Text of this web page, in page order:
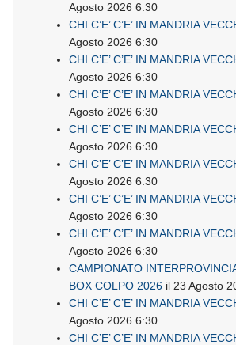
Agosto 2026 6:30
CHI C’E’ C’E’ IN MANDRIA
Agosto 2026 6:30
CHI C’E’ C’E’ IN MANDRIA
Agosto 2026 6:30
CHI C’E’ C’E’ IN MANDRIA
Agosto 2026 6:30
CHI C’E’ C’E’ IN MANDRIA
Agosto 2026 6:30
CHI C’E’ C’E’ IN MANDRIA
Agosto 2026 6:30
CHI C’E’ C’E’ IN MANDRIA
Agosto 2026 6:30
CHI C’E’ C’E’ IN MANDRIA
Agosto 2026 6:30
CAMPIONATO
BOX COLPO 2026 il 23 Agosto
CHI C’E’ C’E’ IN MANDRIA
Agosto 2026 6:30
CHI C’E’ C’E’ IN MANDRIA